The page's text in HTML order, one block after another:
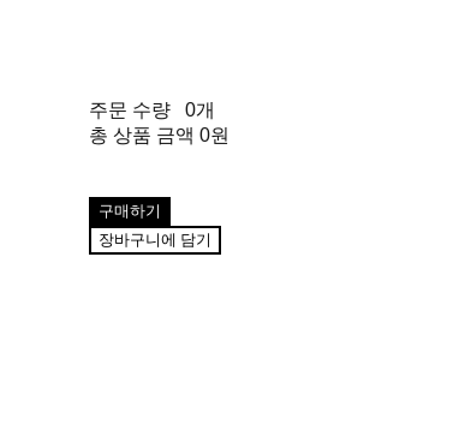
주문 수량
0개
총 상품 금액 0원
구매하기
장바구니에 담기